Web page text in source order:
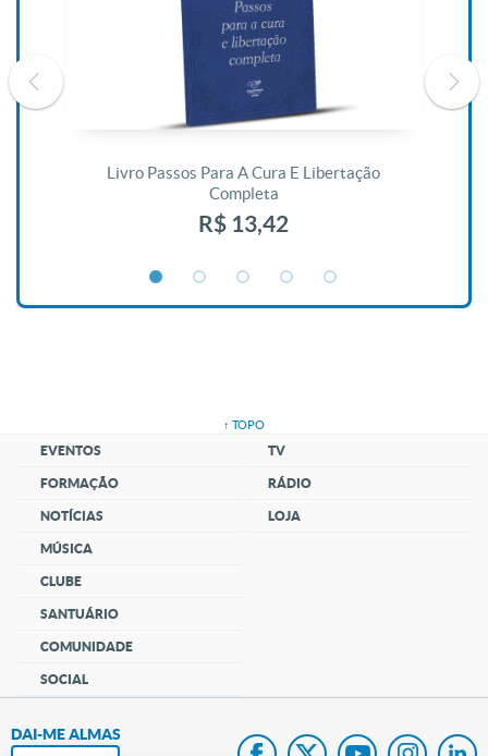
Livro Passos Para A Cura E Libertação
Completa
R$ 13,42
↑ TOPO
EVENTOS
FORMAÇÃO
NOTÍCIAS
MÚSICA
CLUBE
SANTUÁRIO
COMUNIDADE
SOCIAL
TV
RÁDIO
LOJA
DAI-ME ALMAS